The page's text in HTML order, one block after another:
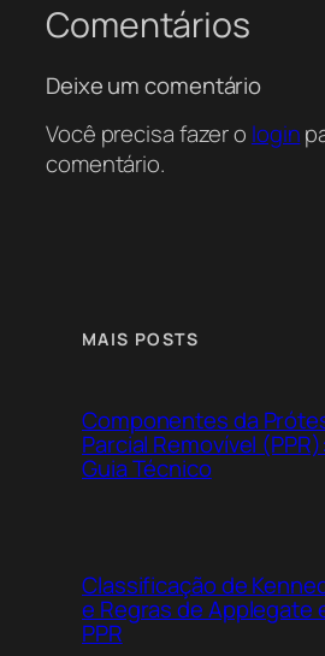
Comentários
Deixe um comentário
Você precisa fazer o login
comentário.
MAIS POSTS
Componentes da
Parcial Removível (PPR):
Guia Técnico
Classificação de
e Regras de Applegate
PPR